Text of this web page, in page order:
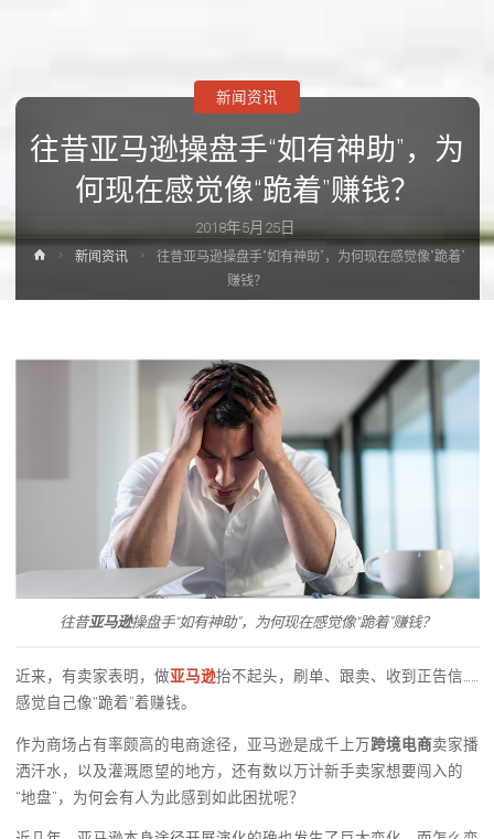
往昔亚马逊操盘手“如有神助”，为
何现在感觉像“跪着”赚钱？
2018年5月25日
新闻资讯
首
新闻资讯
往昔亚马逊操盘手“如有神助”，为何现在感觉像“跪着”
赚钱？
往昔亚马逊操盘手“如有神助”，为何现在感觉像“跪着”赚钱？
近来，有卖家表明，做亚马逊抬不起头，刷单、跟卖、收到正告信……
感觉自己像“跪着”着赚钱。
作为商场占有率颇高的电商途径，亚马逊是成千上万跨境电商卖家播
洒汗水，以及灌溉愿望的地方，还有数以万计新手卖家想要闯入的
“地盘”，为何会有人为此感到如此困扰呢？